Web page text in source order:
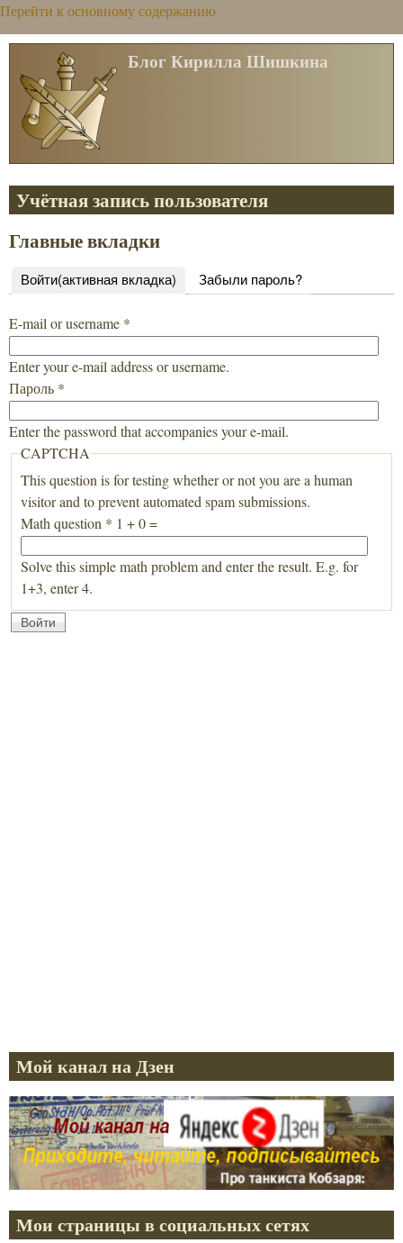
Перейти к основному содержанию
Блог Кирилла Шишкина
Учётная запись пользователя
Главные вкладки
Войти(активная вкладка) Забыли пароль?
E-mail or username *
Enter your e-mail address or username.
Пароль *
Enter the password that accompanies your e-mail.
CAPTCHA
This question is for testing whether or not you are a human
visitor and to prevent automated spam submissions.
Math question * 1 + 0 =
Solve this simple math problem and enter the result. E.g. for
1+3, enter 4.
Мой канал на Дзен
Мои страницы в социальных сетях